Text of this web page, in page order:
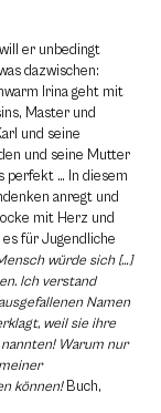
er unbedingt
dazwischen:
Irina geht mit
Master und
und seine
und seine Mutter
perfekt … In diesem
anregt und
mit Herz und
für Jugendliche
würde sich […]
Ich verstand
Namen
weil sie ihre
Warum nur
können! Buch,